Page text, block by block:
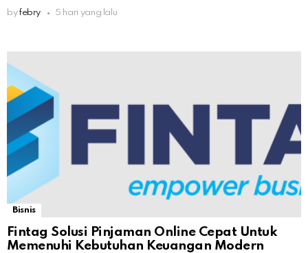
by febry 5 hari yang lalu
Bisnis
Fintag Solusi Pinjaman Online Cepat Untuk
Memenuhi Kebutuhan Keuangan Modern